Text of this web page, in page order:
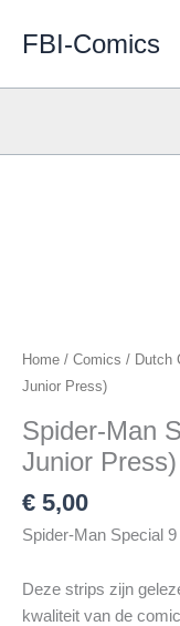
FBI-Comics
Home / Comics / Dutch
Junior Press)
Spider-Man
Junior Press)
€ 5,00
Spider-Man Special 9
Deze strips zijn
kwaliteit van de comic